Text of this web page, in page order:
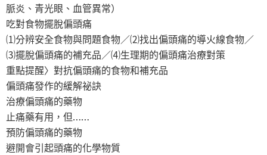
脈炎、青光眼、血管異常）
吃對食物擺脫偏頭痛
⑴分辨安全食物與問題食物／⑵找出偏頭痛的導火線食物／
⑶擺脫偏頭痛的補充品／⑷生理期的偏頭痛治療對策
重點提醒〉對抗偏頭痛的食物和補充品
偏頭痛發作的緩解祕訣
治療偏頭痛的藥物
止痛藥有用，但……
預防偏頭痛的藥物
避開會引起頭痛的化學物質